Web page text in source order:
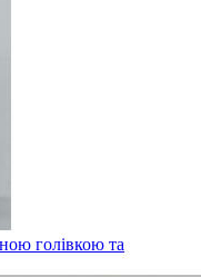
голівкою та